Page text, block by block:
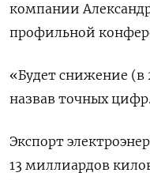
компании
профильной
«Будет снижение (в
назвав точных цифр.
Экспорт
13 миллиардов